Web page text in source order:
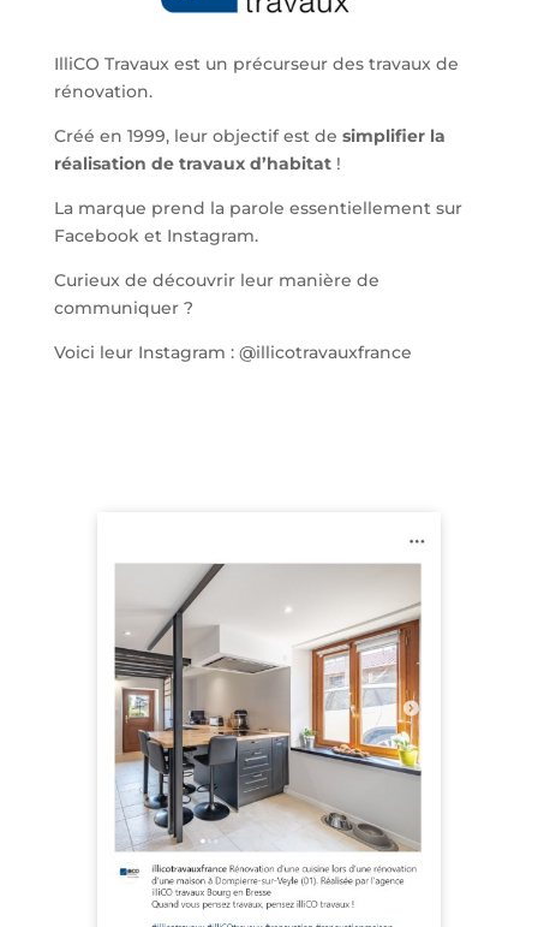
IlliCO Travaux est un précurseur des travaux de
rénovation.
Créé en 1999, leur objectif est de simplifier la
réalisation de travaux d’habitat!
La marque prend la parole essentiellement sur
Facebook et Instagram.
Curieux de découvrir leur manière de
communiquer ?
Voici leur Instagram : @illicotravauxfrance